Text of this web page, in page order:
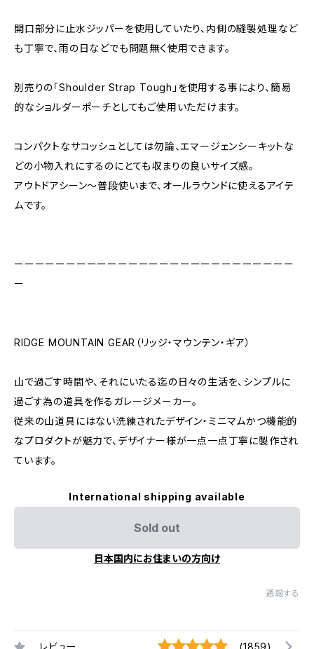
開口部分に止水ジッパーを使用していたり、内側の縫製処理など
も丁寧で、雨の日などでも問題無く使用できます。
別売りの「Shoulder Strap Tough」を使用する事により、簡易
的なショルダーポーチとしてもご使用いただけます。
コンパクトなサコッシュとしては勿論、エマージェンシーキットな
どの小物入れにするのにとても収まりの良いサイズ感。
アウトドアシーン〜普段使いまで、オールラウンドに使えるアイテ
ムです。
ーーーーーーーーーーーーーーーーーーーーーーーーーーー
ー
RIDGE MOUNTAIN GEAR（リッジ・マウンテン・ギア）
山で過ごす時間や、それにいたる迄の日々の生活を、シンプルに
過ごす為の道具を作るガレージメーカー。
従来の山道具にはない洗練されたデザイン・ミニマムかつ機能的
なプロダクトが魅力で、デザイナー様が一点一点丁寧に製作され
ています。
International shipping available
Sold out
日本国内にお住まいの方向け
通報する
レビュー (1859)